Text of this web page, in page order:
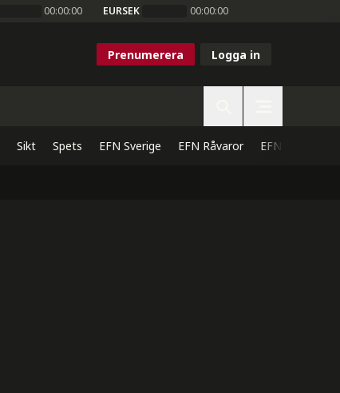
00:00:00 EURSEK 00:00:00
Prenumerera Logga in
Sikt Spets EFN Sverige EFN Råvaror EFN Direkt